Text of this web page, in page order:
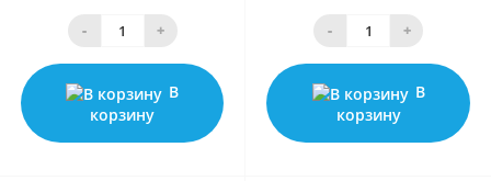
- +
В
корзину
- +
В
корзину